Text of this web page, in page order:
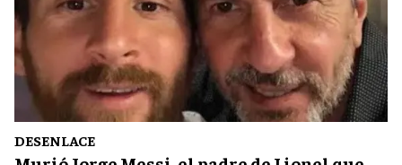
DESENLACE